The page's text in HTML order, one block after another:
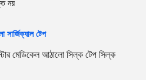
নয়
টেপ
মেডিকেল আঠালো সিল্ক টেপ সিল্ক